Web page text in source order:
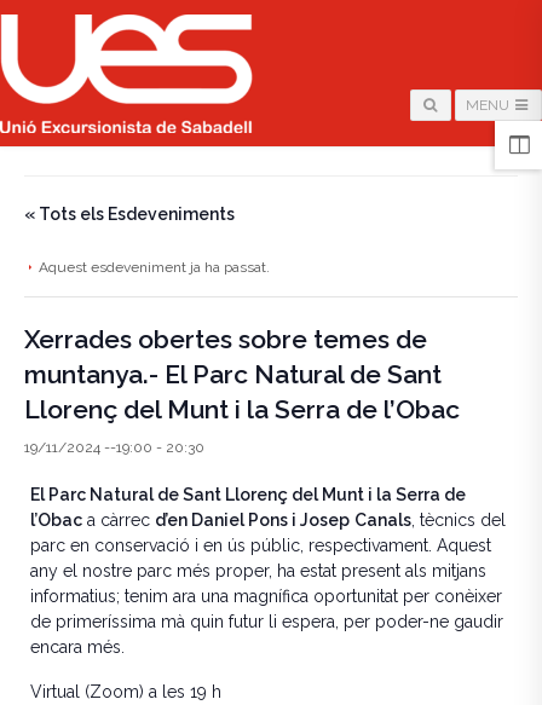
MENU
« Tots els Esdeveniments
Aquest esdeveniment ja ha passat.
Xerrades obertes sobre temes de
muntanya.- El Parc Natural de Sant
Llorenç del Munt i la Serra de l’Obac
19/11/2024 --19:00 - 20:30
El Parc Natural de Sant Llorenç del Munt i la Serra de
l’Obac a càrrec d’en Daniel Pons i Josep Canals , tècnics del
parc en conservació i en ús públic, respectivament. Aquest
any el nostre parc més proper, ha estat present als mitjans
informatius; tenim ara una magnífica oportunitat per conèixer
de primeríssima mà quin futur li espera, per poder-ne gaudir
encara més.
Virtual (Zoom) a les 19 h